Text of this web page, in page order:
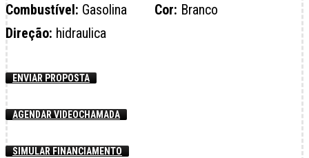
Combustível: Gasolina Cor: Branco
Direção: hidraulica
ENVIAR PROPOSTA
AGENDAR VIDEOCHAMADA
SIMULAR FINANCIAMENTO